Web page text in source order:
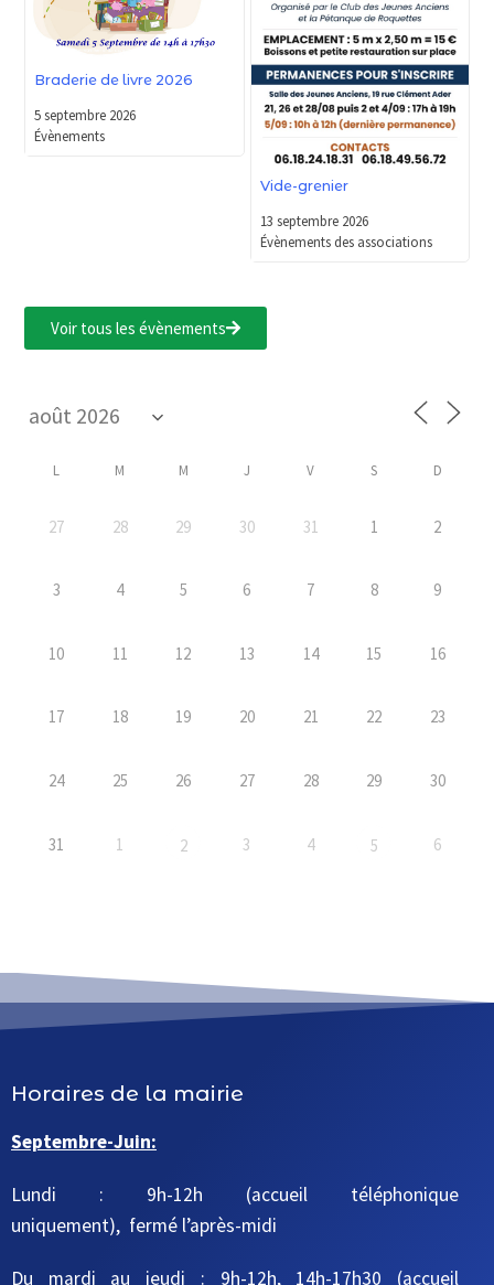
Braderie de livre 2026
5 septembre 2026
Évènements
Vide-grenier
13 septembre 2026
Évènements des associations
Voir tous les évènements
L M M J V S D
27 28 29 30 31 1 2
3 4 5 6 7 8 9
10 11 12 13 14 15 16
17 18 19 20 21 22 23
24 25 26 27 28 29 30
31 1 2 3 4 5 6
Horaires de la mairie
Septembre-Juin:
Lundi : 9h-12h (accueil téléphonique
uniquement), fermé l’après-midi
Du mardi au jeudi : 9h-12h, 14h-17h30 (accueil